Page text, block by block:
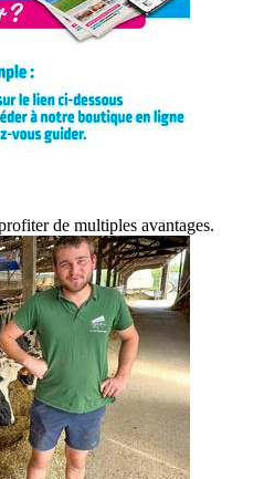
de multiples avantages.